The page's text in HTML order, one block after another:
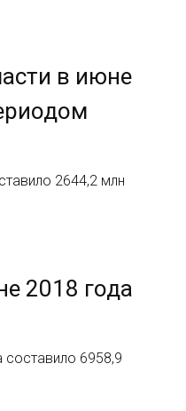
в июне
2644,2 млн
2018 года
6958,9